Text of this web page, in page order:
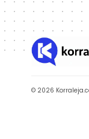
© 2026